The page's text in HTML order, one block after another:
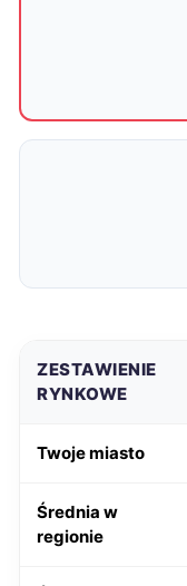
ZESTAWIENIE
RYNKOWE
Twoje miasto
Średnia w
regionie